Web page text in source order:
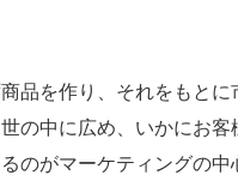
品を作り、それをもとに
の中に広め、いかにお客
のがマーケティングの中